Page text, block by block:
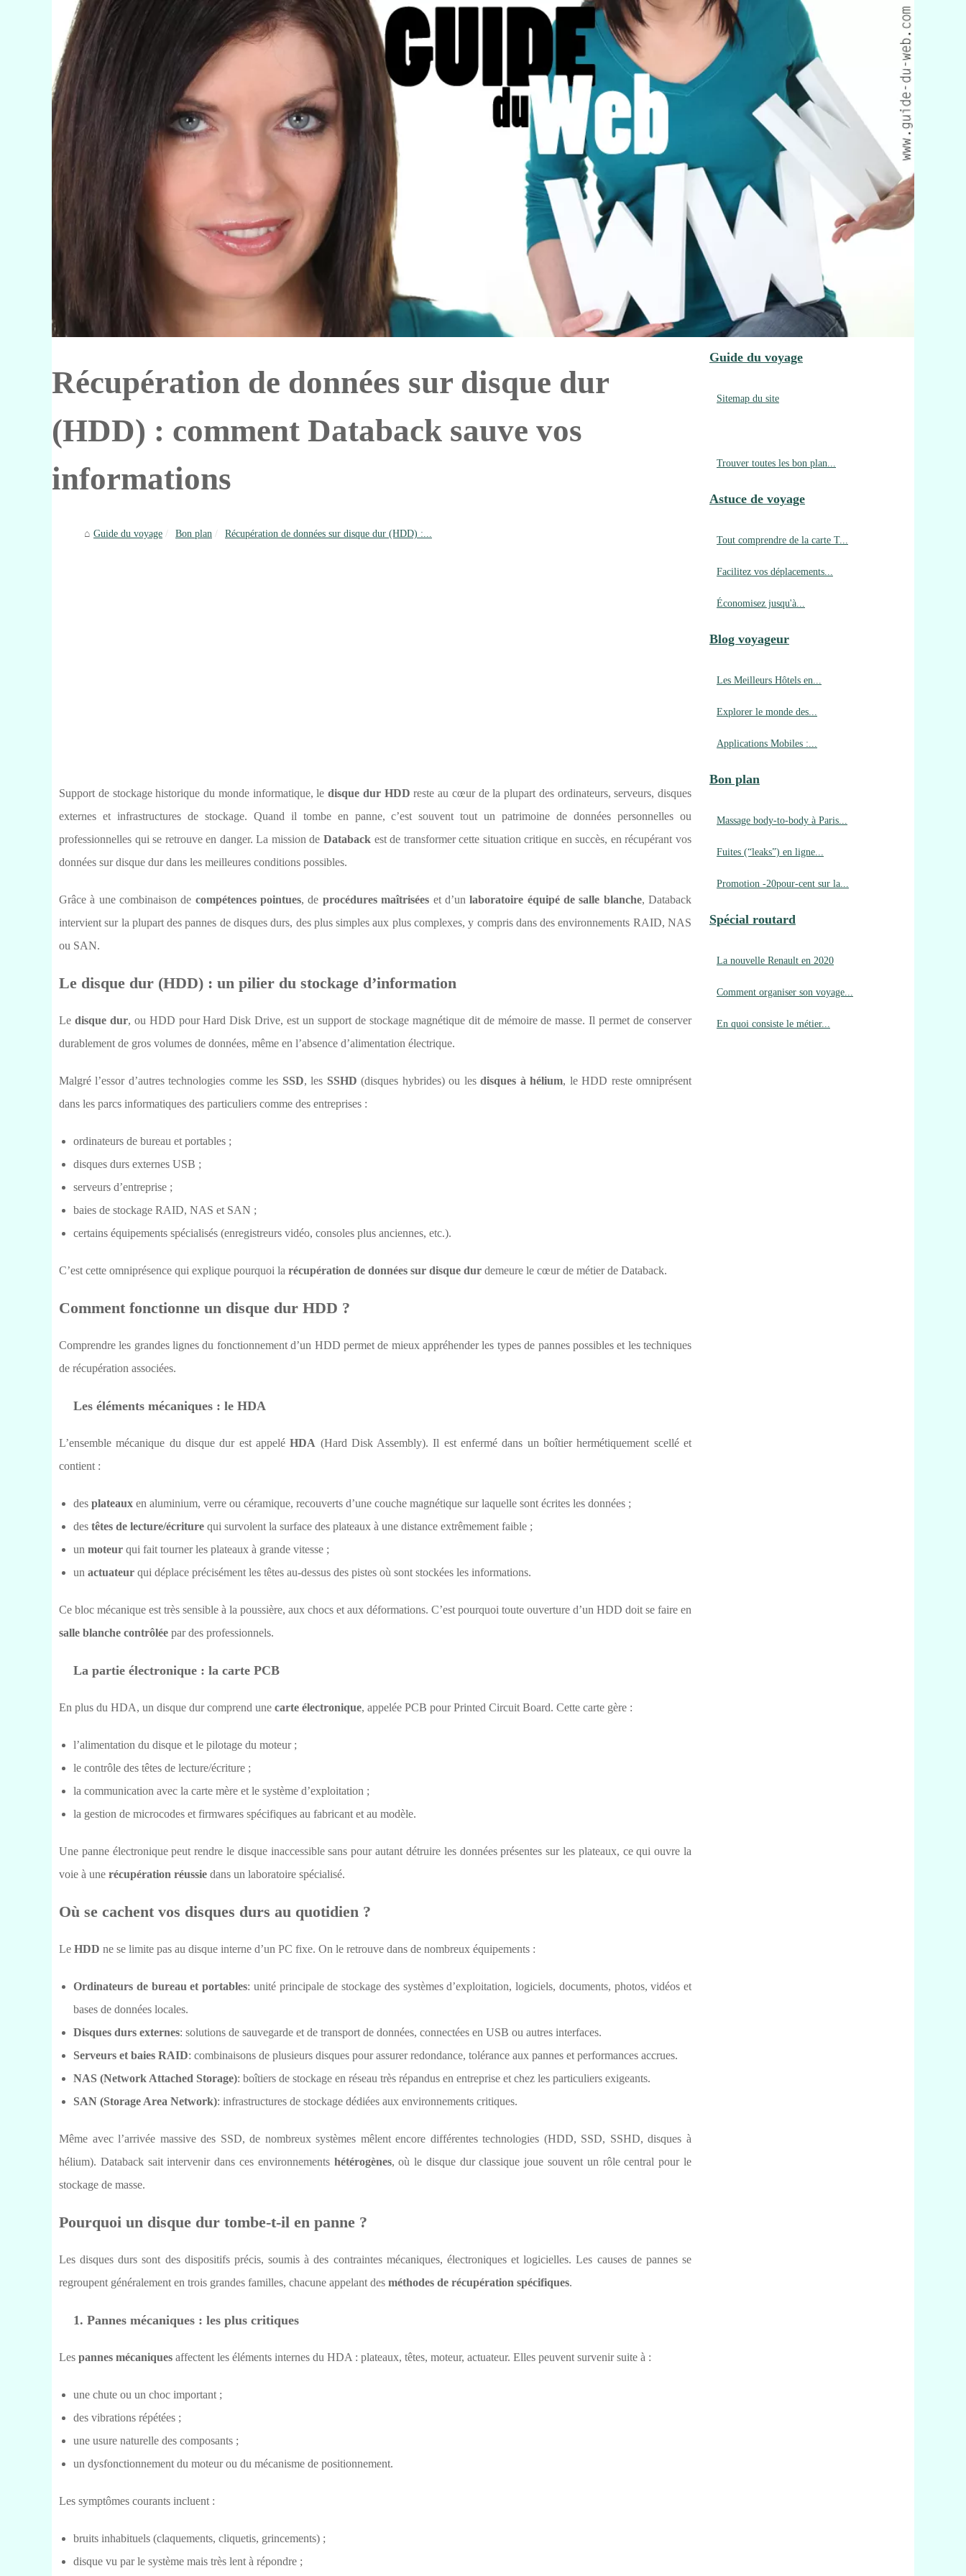
Récupération de données sur disque dur
(HDD) : comment Databack sauve vos
informations
Guide du voyage Bon plan Récupération de données sur disque dur (HDD) :...
Support de stockage historique du monde informatique, le disque dur HDD reste au cœur de la plupart des ordinateurs, serveurs, disques
externes et infrastructures de stockage. Quand il tombe en panne, c’est souvent tout un patrimoine de données personnelles ou
professionnelles qui se retrouve en danger. La mission de Databackest de transformer cette situation critique en succès, en récupérant vos
données sur disque dur dans les meilleures conditions possibles.
Grâce à une combinaison de compétences pointues, de procédures maîtrisées et d’unlaboratoire équipé de salle blanche, Databack
intervient sur la plupart des pannes de disques durs, des plus simples aux plus complexes, y compris dans des environnements RAID, NAS
ou SAN.
Le disque dur (HDD) : un pilier du stockage d’information
Le disque dur, ou HDD pour Hard Disk Drive, est un support de stockage magnétique dit de mémoire de masse. Il permet de conserver
durablement de gros volumes de données, même en l’absence d’alimentation électrique.
Malgré l’essor d’autres technologies comme les SSD, les SSHD (disques hybrides) ou lesdisques à hélium, le HDD reste omniprésent
dans les parcs informatiques des particuliers comme des entreprises :
ordinateurs de bureau et portables ;
disques durs externes USB ;
serveurs d’entreprise ;
baies de stockage RAID, NAS et SAN ;
certains équipements spécialisés (enregistreurs vidéo, consoles plus anciennes, etc.).
C’est cette omniprésence qui explique pourquoi la récupération de données sur disque dur demeure le cœur de métier de Databack.
Comment fonctionne un disque dur HDD ?
Comprendre les grandes lignes du fonctionnement d’un HDD permet de mieux appréhender les types de pannes possibles et les techniques
de récupération associées.
Les éléments mécaniques : le HDA
L’ensemble mécanique du disque dur est appeléHDA (Hard Disk Assembly). Il est enfermé dans un boîtier hermétiquement scellé et
contient :
des plateaux en aluminium, verre ou céramique, recouverts d’une couche magnétique sur laquelle sont écrites les données ;
des têtes de lecture/écriture qui survolent la surface des plateaux à une distance extrêmement faible ;
un moteur qui fait tourner les plateaux à grande vitesse ;
un actuateur qui déplace précisément les têtes au-dessus des pistes où sont stockées les informations.
Ce bloc mécanique est très sensible à la poussière, aux chocs et aux déformations. C’est pourquoi toute ouverture d’un HDD doit se faire en
salle blanche contrôlée par des professionnels.
La partie électronique : la carte PCB
En plus du HDA, un disque dur comprend une carte électronique, appelée PCB pour Printed Circuit Board. Cette carte gère :
l’alimentation du disque et le pilotage du moteur ;
le contrôle des têtes de lecture/écriture ;
la communication avec la carte mère et le système d’exploitation ;
la gestion de microcodes et firmwares spécifiques au fabricant et au modèle.
Une panne électronique peut rendre le disque inaccessible sans pour autant détruire les données présentes sur les plateaux, ce qui ouvre la
voie à une récupération réussie dans un laboratoire spécialisé.
Où se cachent vos disques durs au quotidien ?
Le HDD ne se limite pas au disque interne d’un PC fixe. On le retrouve dans de nombreux équipements :
Ordinateurs de bureau et portables: unité principale de stockage des systèmes d’exploitation, logiciels, documents, photos, vidéos et
bases de données locales.
Disques durs externes: solutions de sauvegarde et de transport de données, connectées en USB ou autres interfaces.
Serveurs et baies RAID: combinaisons de plusieurs disques pour assurer redondance, tolérance aux pannes et performances accrues.
NAS (Network Attached Storage): boîtiers de stockage en réseau très répandus en entreprise et chez les particuliers exigeants.
SAN (Storage Area Network): infrastructures de stockage dédiées aux environnements critiques.
Même avec l’arrivée massive des SSD, de nombreux systèmes mêlent encore différentes technologies (HDD, SSD, SSHD, disques à
hélium). Databack sait intervenir dans ces environnements hétérogènes, où le disque dur classique joue souvent un rôle central pour le
stockage de masse.
Pourquoi un disque dur tombe-t-il en panne ?
Les disques durs sont des dispositifs précis, soumis à des contraintes mécaniques, électroniques et logicielles. Les causes de pannes se
regroupent généralement en trois grandes familles, chacune appelant des méthodes de récupération spécifiques.
1. Pannes mécaniques : les plus critiques
Les pannes mécaniques affectent les éléments internes du HDA : plateaux, têtes, moteur, actuateur. Elles peuvent survenir suite à :
une chute ou un choc important ;
des vibrations répétées ;
une usure naturelle des composants ;
un dysfonctionnement du moteur ou du mécanisme de positionnement.
Les symptômes courants incluent :
bruits inhabituels (claquements, cliquetis, grincements) ;
disque vu par le système mais très lent à répondre ;
Guide du voyage
Sitemap du site
Trouver toutes les bon plan...
Astuce de voyage
Tout comprendre de la carte T...
Facilitez vos déplacements...
Économisez jusqu'à...
Blog voyageur
Les Meilleurs Hôtels en...
Explorer le monde des...
Applications Mobiles :...
Bon plan
Massage body-to-body à Paris...
Fuites (“leaks”) en ligne...
Promotion -20pour-cent sur la...
Spécial routard
La nouvelle Renault en 2020
Comment organiser son voyage...
En quoi consiste le métier...